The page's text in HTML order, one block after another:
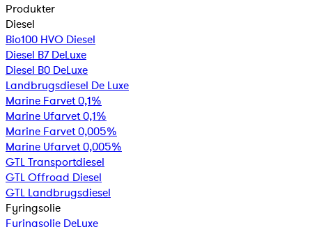
Produkter
Diesel
Bio100 HVO Diesel
Diesel B7 DeLuxe
Diesel B0 DeLuxe
Landbrugsdiesel De Luxe
Marine Farvet 0,1%
Marine Ufarvet 0,1%
Marine Farvet 0,005%
Marine Ufarvet 0,005%
GTL Transportdiesel
GTL Offroad Diesel
GTL Landbrugsdiesel
Fyringsolie
Fyringsolie DeLuxe